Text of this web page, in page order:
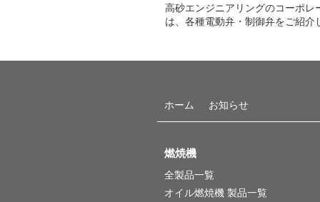
高砂エンジニアリングのコーポレ
は、各種電動弁・制御弁をご紹介
ホーム お知らせ
燃焼機
全製品一覧
オイル燃焼機 製品一覧